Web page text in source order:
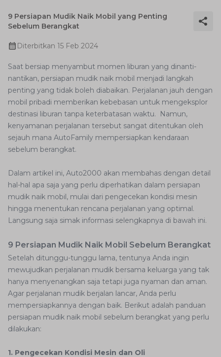
9 Persiapan Mudik Naik Mobil yang Penting
Sebelum Berangkat
Diterbitkan 15 Feb 2024
Saat bersiap menyambut momen liburan yang dinanti-
nantikan, persiapan mudik naik mobil menjadi langkah
penting yang tidak boleh diabaikan. Perjalanan jauh dengan
mobil pribadi memberikan kebebasan untuk mengeksplor
destinasi liburan tanpa keterbatasan waktu. Namun,
kenyamanan perjalanan tersebut sangat ditentukan oleh
sejauh mana AutoFamily mempersiapkan kendaraan
sebelum berangkat.
Dalam artikel ini, Auto2000 akan membahas dengan detail
hal-hal apa saja yang perlu diperhatikan dalam persiapan
mudik naik mobil, mulai dari pengecekan kondisi mesin
hingga menentukan rencana perjalanan yang optimal.
Langsung saja simak informasi selengkapnya di bawah ini.
9 Persiapan Mudik Naik Mobil Sebelum Berangkat
Setelah ditunggu-tunggu lama, tentunya Anda ingin
mewujudkan perjalanan mudik bersama keluarga yang tak
hanya menyenangkan saja tetapi juga nyaman dan aman.
Agar perjalanan mudik berjalan lancar, Anda perlu
mempersiapkannya dengan baik. Berikut adalah panduan
persiapan mudik naik mobil sebelum berangkat yang perlu
dilakukan:
1. Pengecekan Kondisi Mesin dan Oli